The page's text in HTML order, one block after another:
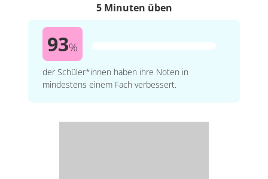
5 Minuten üben
93%
der Schüler*innen haben ihre Noten in
mindestens einem Fach verbessert.